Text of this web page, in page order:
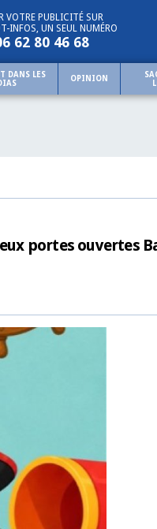
VOTRE PUBLICITÉ SUR
INFOS, UN SEUL NUMÉRO
62 80 46 68
DANS LES
OPINION
portes ouvertes